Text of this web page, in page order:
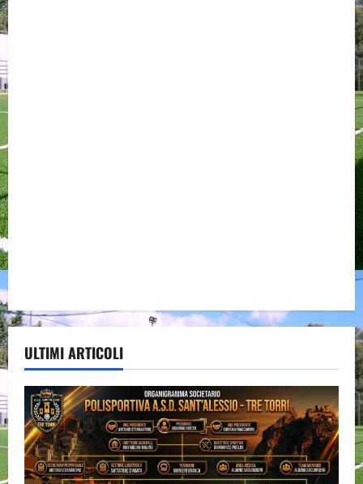
ULTIMI ARTICOLI